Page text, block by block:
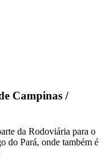
Campinas /
da Rodoviária para o
do Pará, onde também é